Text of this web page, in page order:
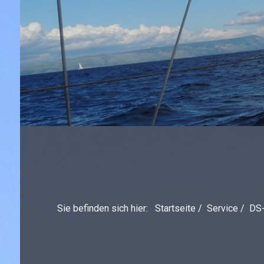
Sie befinden sich hier: Startseite / Service /